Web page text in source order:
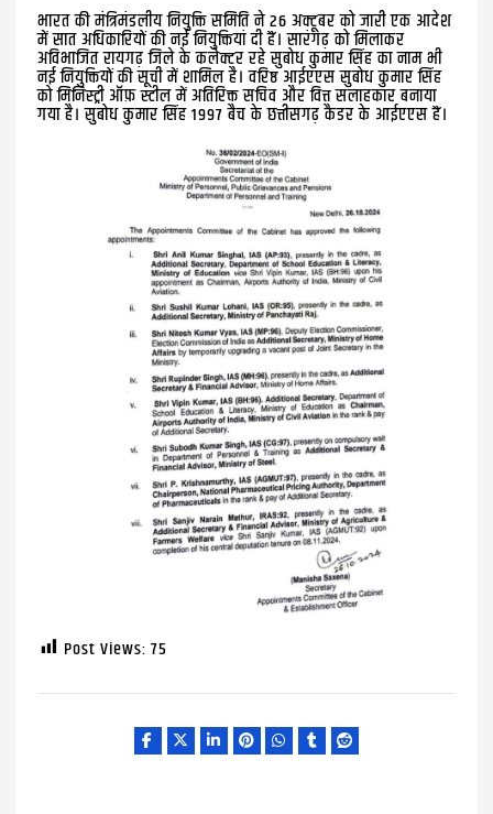
भारत की मंत्रिमंडलीय नियुक्ति समिति ने 26 अक्टूबर को जारी एक आदेश
में सात अधिकारियों की नई नियुक्तियां दी हैं। सारंगढ़ को मिलाकर
अविभाजित रायगढ़ जिले के कलेक्टर रहे सुबोध कुमार सिंह का नाम भी
नई नियुक्तियों की सूची में शामिल है। वरिष्ठ आईएएस सुबोध कुमार सिंह
को मिनिस्ट्री ऑफ़ स्टील में अतिरिक्त सचिव और वित्त सलाहकार बनाया
गया है। सुबोध कुमार सिंह 1997 बैच के छत्तीसगढ़ कैडर के आईएएस हैं।
Post Views: 75